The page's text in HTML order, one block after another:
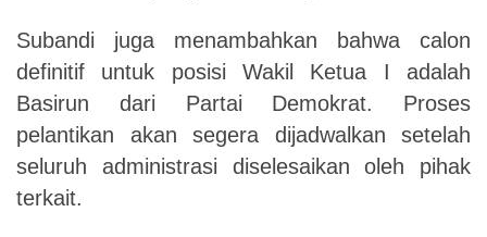
Subandi juga menambahkan bahwa calon
definitif untuk posisi Wakil Ketua I adalah
Basirun dari Partai Demokrat. Proses
pelantikan akan segera dijadwalkan setelah
seluruh administrasi diselesaikan oleh pihak
terkait.